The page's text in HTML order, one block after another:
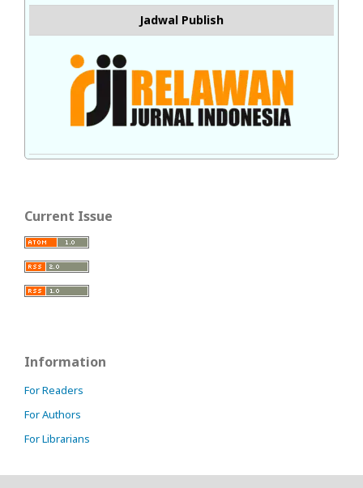
Jadwal Publish
Current Issue
Information
For Readers
For Authors
For Librarians